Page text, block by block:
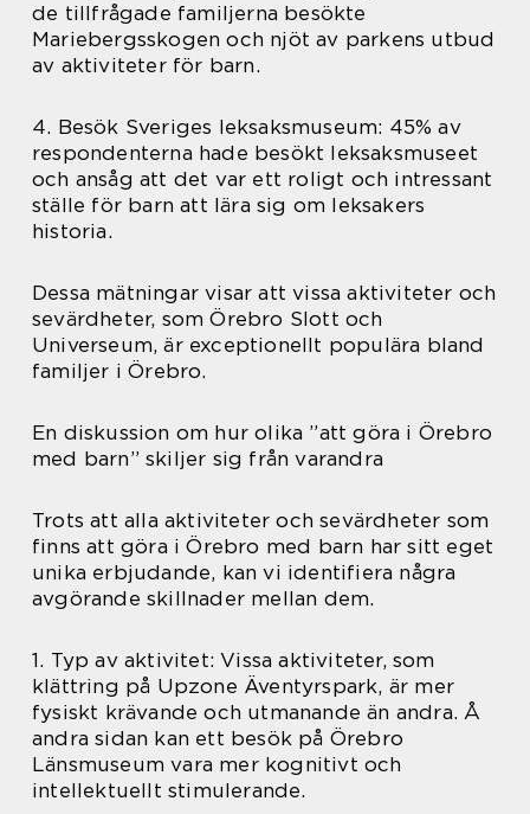
de tillfrågade familjerna besökte
Mariebergsskogen och njöt av parkens utbud
av aktiviteter för barn.
4. Besök Sveriges leksaksmuseum: 45% av
respondenterna hade besökt leksaksmuseet
och ansåg att det var ett roligt och intressant
ställe för barn att lära sig om leksakers
historia.
Dessa mätningar visar att vissa aktiviteter och
sevärdheter, som Örebro Slott och
Universeum, är exceptionellt populära bland
familjer i Örebro.
En diskussion om hur olika ”att göra i Örebro
med barn” skiljer sig från varandra
Trots att alla aktiviteter och sevärdheter som
finns att göra i Örebro med barn har sitt eget
unika erbjudande, kan vi identifiera några
avgörande skillnader mellan dem.
1. Typ av aktivitet: Vissa aktiviteter, som
klättring på Upzone Äventyrspark, är mer
fysiskt krävande och utmanande än andra. Å
andra sidan kan ett besök på Örebro
Länsmuseum vara mer kognitivt och
intellektuellt stimulerande.